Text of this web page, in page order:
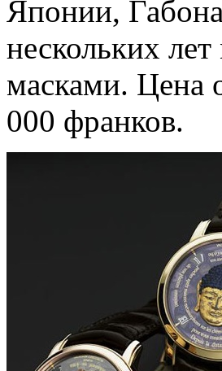
Японии,
нескольких
масками. Цена
000 франков.